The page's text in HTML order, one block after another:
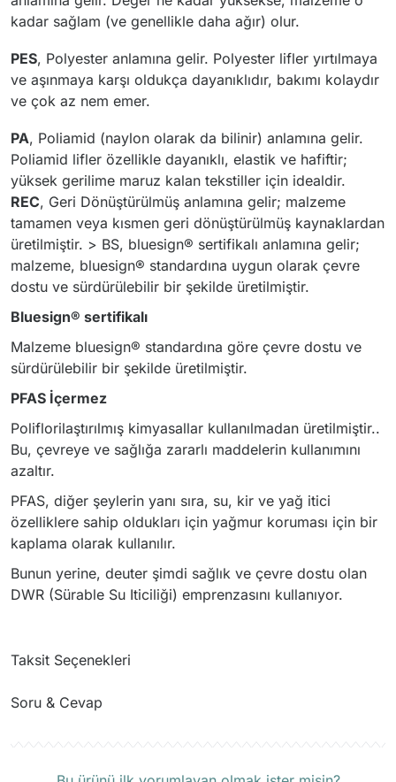
kadar sağlam (ve genellikle daha ağır) olur.
PES, Polyester anlamına gelir. Polyester lifler yırtılmaya
ve aşınmaya karşı oldukça dayanıklıdır, bakımı kolaydır
ve çok az nem emer.
PA, Poliamid (naylon olarak da bilinir) anlamına gelir.
Poliamid lifler özellikle dayanıklı, elastik ve hafiftir;
yüksek gerilime maruz kalan tekstiller için idealdir.
REC, Geri Dönüştürülmüş anlamına gelir; malzeme
tamamen veya kısmen geri dönüştürülmüş kaynaklardan
üretilmiştir. > BS, bluesign® sertifikalı anlamına gelir;
malzeme, bluesign® standardına uygun olarak çevre
dostu ve sürdürülebilir bir şekilde üretilmiştir.
Bluesign® sertifikalı
Malzeme bluesign® standardına göre çevre dostu ve
sürdürülebilir bir şekilde üretilmiştir.
PFAS İçermez
Poliflorilaştırılmış kimyasallar kullanılmadan üretilmiştir..
Bu, çevreye ve sağlığa zararlı maddelerin kullanımını
azaltır.
PFAS, diğer şeylerin yanı sıra, su, kir ve yağ itici
özelliklere sahip oldukları için yağmur koruması için bir
kaplama olarak kullanılır.
Bunun yerine, deuter şimdi sağlık ve çevre dostu olan
DWR (Sürable Su Iticiliği) emprenzasını kullanıyor.
Taksit Seçenekleri
Soru & Cevap